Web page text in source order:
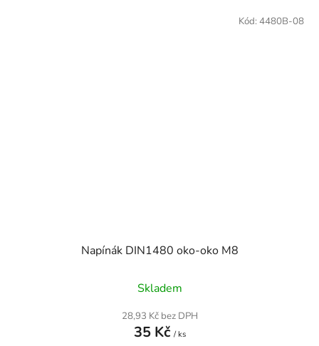
Napínák DIN1480 oko-oko M8
Skladem
28,93 Kč bez DPH
35 Kč / ks
Kód: 4480B-08